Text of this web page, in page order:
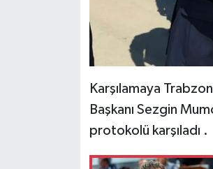
Karşılamaya
Başkanı Sezgin
protokolü karşıladı .